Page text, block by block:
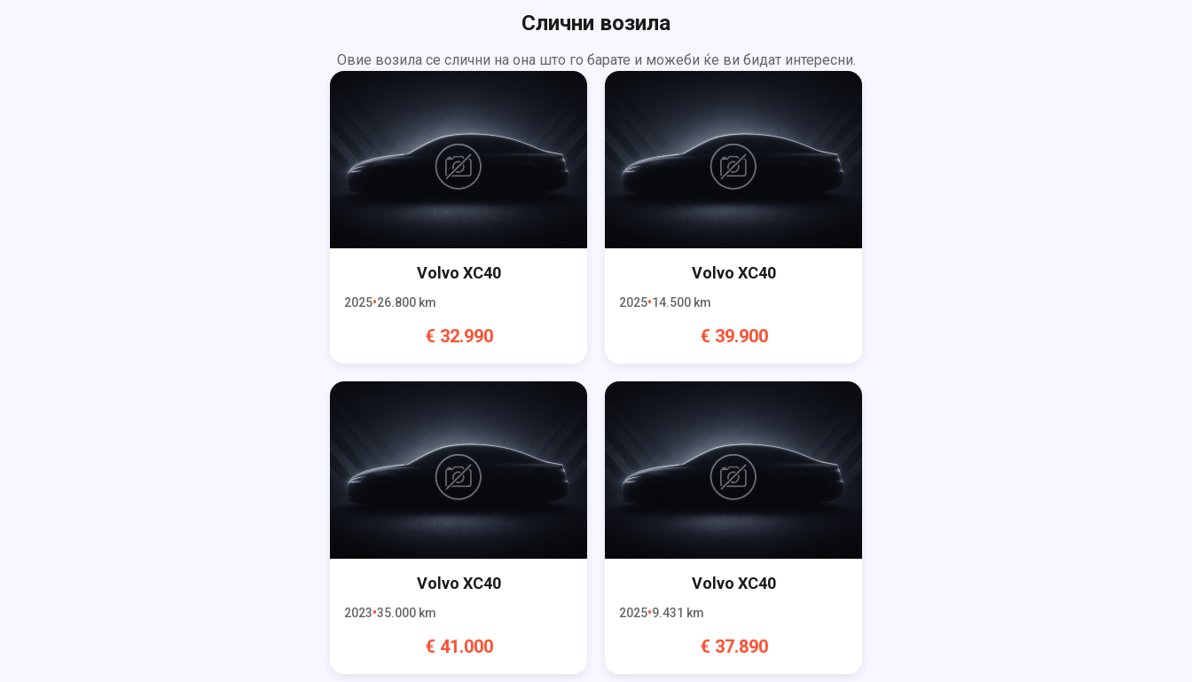
Слични возила
Овие возила се слични на она што го барате и можеби ќе ви бидат интересни.
Volvo XC40
2025 26.800 km
€ 32.990
Volvo XC40
2025 14.500 km
€ 39.900
Volvo XC40
2023 35.000 km
€ 41.000
Volvo XC40
2025 9.431 km
€ 37.890